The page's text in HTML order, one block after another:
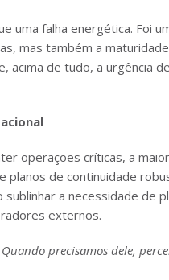
uma falha energética. Foi
mas também a
de tudo, a urgência
operações críticas, a
planos de continuidade
a necessidade de
externos.
precisamos dele,